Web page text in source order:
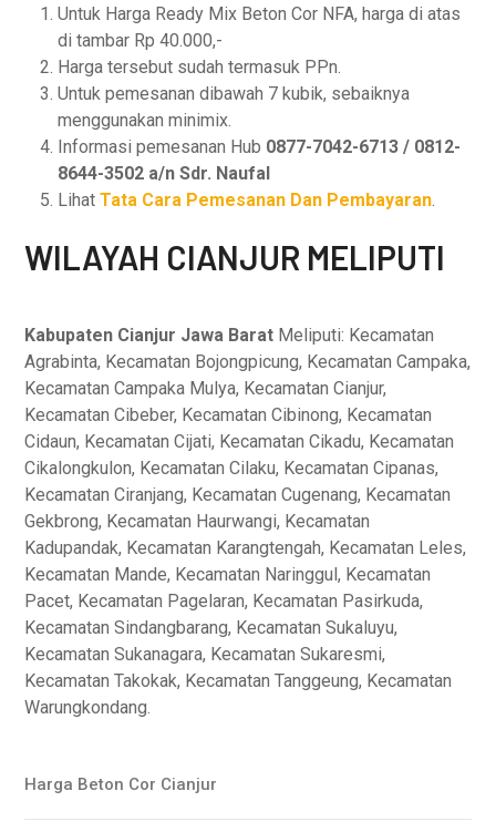
Untuk Harga Ready Mix Beton Cor NFA, harga di atas
di tambar Rp 40.000,-
Harga tersebut sudah termasuk PPn.
Untuk pemesanan dibawah 7 kubik, sebaiknya
menggunakan minimix.
Informasi pemesanan Hub 0877-7042-6713 / 0812-
8644-3502 a/n Sdr. Naufal
LihatTata Cara Pemesanan Dan Pembayaran.
WILAYAH CIANJUR MELIPUTI
Kabupaten Cianjur Jawa Barat Meliputi: Kecamatan
Agrabinta, Kecamatan Bojongpicung, Kecamatan Campaka,
Kecamatan Campaka Mulya, Kecamatan Cianjur,
Kecamatan Cibeber, Kecamatan Cibinong, Kecamatan
Cidaun, Kecamatan Cijati, Kecamatan Cikadu, Kecamatan
Cikalongkulon, Kecamatan Cilaku, Kecamatan Cipanas,
Kecamatan Ciranjang, Kecamatan Cugenang, Kecamatan
Gekbrong, Kecamatan Haurwangi, Kecamatan
Kadupandak, Kecamatan Karangtengah, Kecamatan Leles,
Kecamatan Mande, Kecamatan Naringgul, Kecamatan
Pacet, Kecamatan Pagelaran, Kecamatan Pasirkuda,
Kecamatan Sindangbarang, Kecamatan Sukaluyu,
Kecamatan Sukanagara, Kecamatan Sukaresmi,
Kecamatan Takokak, Kecamatan Tanggeung, Kecamatan
Warungkondang.
Harga Beton Cor Cianjur